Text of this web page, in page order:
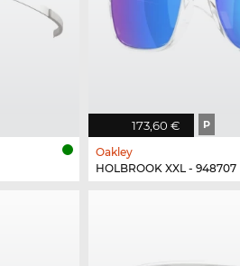
173,60 € P
Oakley
HOLBROOK XXL - 948707